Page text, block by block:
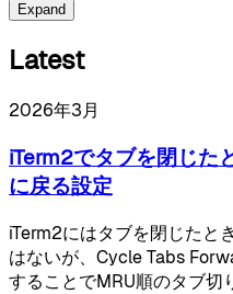
Expand
Latest
2026年3月
iTerm2でタブを閉じた
に戻る設定
iTerm2にはタブを閉じたと
はないが、Cycle Tabs
することでMRU順のタブ切